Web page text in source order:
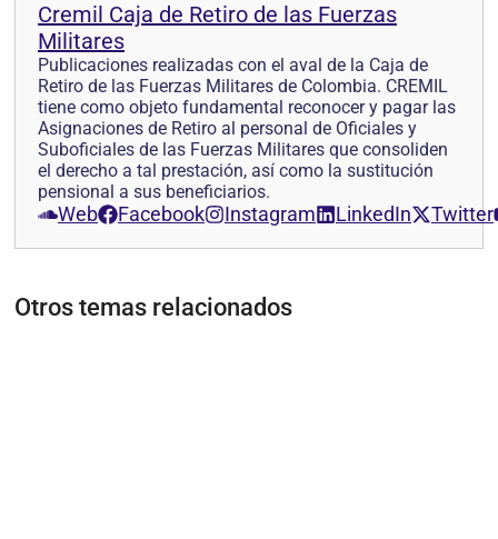
Cremil Caja de Retiro de las Fuerzas
Militares
Publicaciones realizadas con el aval de la Caja de
Retiro de las Fuerzas Militares de Colombia. CREMIL
tiene como objeto fundamental reconocer y pagar las
Asignaciones de Retiro al personal de Oficiales y
Suboficiales de las Fuerzas Militares que consoliden
el derecho a tal prestación, así como la sustitución
pensional a sus beneficiarios.
Web Facebook Instagram LinkedIn Twitter
Otros temas relacionados